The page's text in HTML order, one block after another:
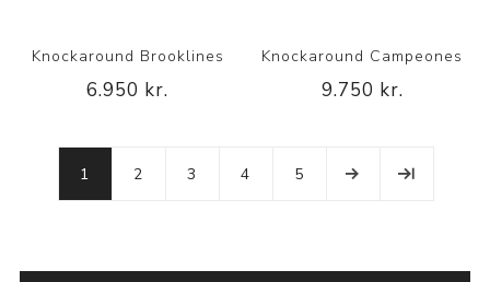
Knockaround Brooklines
6.950 kr.
Knockaround Campeones
9.750 kr.
1 2 3 4 5